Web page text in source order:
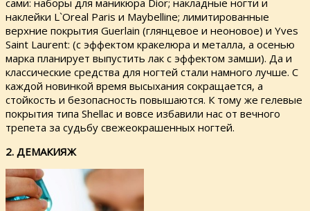
сами: наборы для маникюра Dior; накладные ногти и
наклейки L`Oreal Paris и Maybelline; лимитированные
верхние покрытия Guerlain (глянцевое и неоновое) и Yves
Saint Laurent: (с эффектом кракелюра и металла, а осенью
марка планирует выпустить лак с эффектом замши). Да и
классические средства для ногтей стали намного лучше. С
каждой новинкой время высыхания сокращается, а
стойкость и безопасность повышаются. К тому же гелевые
покрытия типа Shellac и вовсе избавили нас от вечного
трепета за судьбу свежеокрашенных ногтей.
2. ДЕМАКИЯЖ